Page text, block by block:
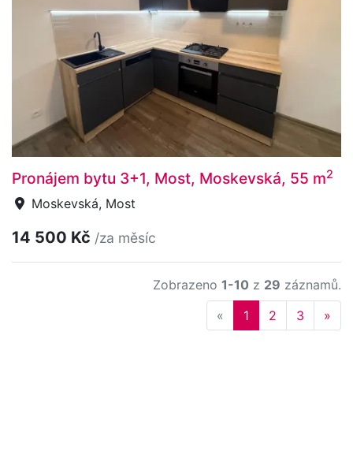
Pronájem bytu 3+1, Most, Moskevská, 55 m2
Moskevská, Most
14 500 Kč /za měsíc
Zobrazeno 1-10 z 29 záznamů.
« Previous
1 2 3 »